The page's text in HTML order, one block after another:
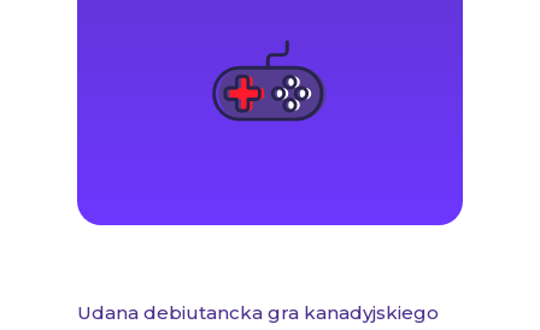
Udana debiutancka gra kanadyjskiego